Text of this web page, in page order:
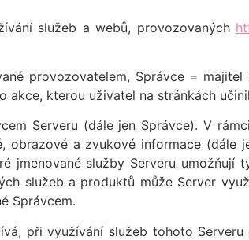
služeb a webů, provozovaných
provozovatelem, Správce =
kterou uživatel na stránkách
Serveru (dále jen Správce). V
a zvukové informace (dále
jmenované služby Serveru umožňují
služeb a produktů může Server
Správcem.
při využívání služeb tohoto